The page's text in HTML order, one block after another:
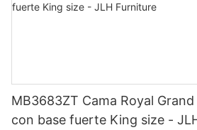
MB3683ZT Cama Royal
con base fuerte King size -